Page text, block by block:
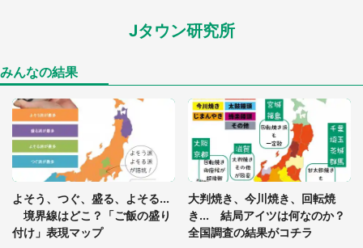
「孫にあげると思って、あなたにこれをあげる」
「ゾワゾワする」「本当に気持ち悪い」 道端でバ
グっちゃってた〝野生の野菜〟に6.5万人戦慄
「閉所恐怖症の私は新幹線で大パニック。隣席の青
年に『手を繋いで』とお願いしたら...」 体験談に
8万人感動
Jタウン研究所
みんなの結果
よそう、つぐ、盛る、よそる...
境界線はどこ？「ご飯の盛り
付け」表現マップ
大判焼き、今川焼き、回転焼
き... 結局アイツは何なのか？
全国調査の結果がコチラ